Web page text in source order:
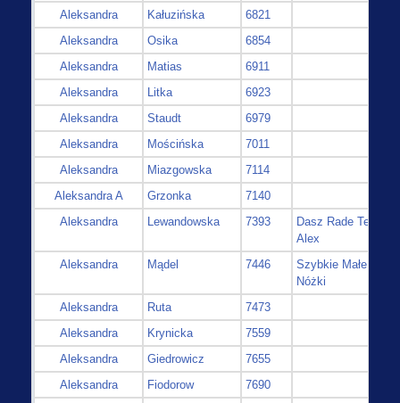
Aleksandra
Kałuzińska
6821
Aleksandra
Osika
6854
Aleksandra
Matias
6911
Aleksandra
Litka
6923
Aleksandra
Staudt
6979
Aleksandra
Mościńska
7011
Aleksandra
Miazgowska
7114
Aleksandra A
Grzonka
7140
Aleksandra
Lewandowska 7393
Dasz Rade Team
Alex
Aleksandra
Mądel 7446
Szybkie Małe
Nóżki
Aleksandra
Ruta
7473
Aleksandra
Krynicka
7559
Aleksandra
Giedrowicz
7655
Aleksandra
Fiodorow
7690